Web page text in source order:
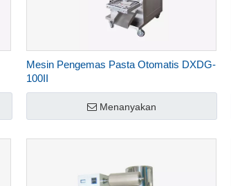
Mesin Pengemas Pasta Otomatis DXDG-
100II
Menanyakan